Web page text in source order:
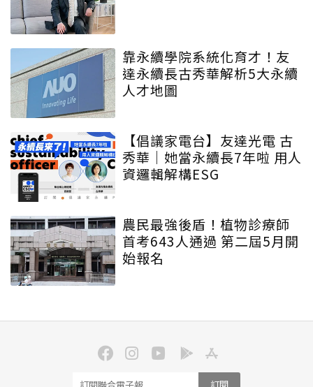
靠永續學院系統化育才！友
達永續長古秀華解析5大永續
人才地圖
【倡議家電台】友達光電 古
秀華｜她當永續長7年啦 用人
資邏輯解構ESG
農民最強後盾！植物診療師
首考643人通過 第二屆5月開
始報名